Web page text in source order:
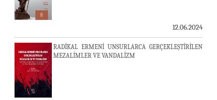
12.06.2024
RADİKAL ERMENİ UNSURLARCA GERÇEKLEŞTİRİLEN
MEZALİMLER VE VANDALİZM